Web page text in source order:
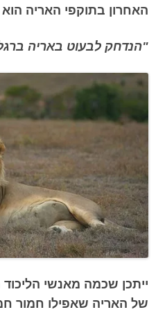
האחרון בתוקפי האריה
"הנדחק לבעוט באריה
ייתכן שכמה מאנשי
של האריה שאפילו חמור